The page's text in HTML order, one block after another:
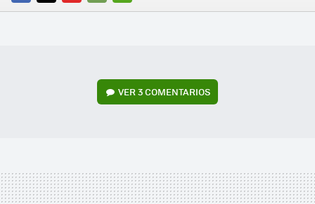
FACEBOOK
TWITTERFLIPBOARD
E-
WHATSAPP
VER3 COMENTARIOS